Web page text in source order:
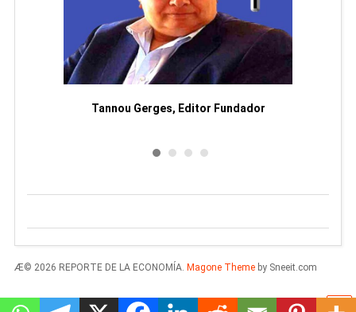
Tannou Gerges, Editor Fundador
Æ© 2026 REPORTE DE LA ECONOMÍA. Magone Themeby Sneeit.com